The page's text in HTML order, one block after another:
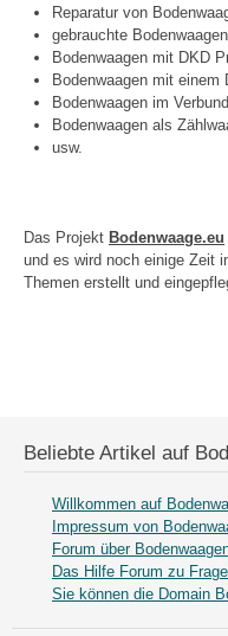
Reparatur von
gebrauchte Bodenwaagen
Bodenwaagen mit DKD
Bodenwaagen mit einem
Bodenwaagen im
Bodenwaagen als
usw.
Das Projekt Bodenwaage.eu
und es wird noch einige Zeit
Themen erstellt und
Beliebte Artikel auf
Willkommen auf
Impressum von
Forum über
Das Hilfe Forum zu
Sie können die Domain